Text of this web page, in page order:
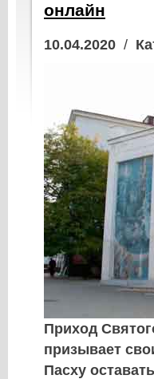
онлайн
10.04.2020 /
Приход
призывает
Пасху